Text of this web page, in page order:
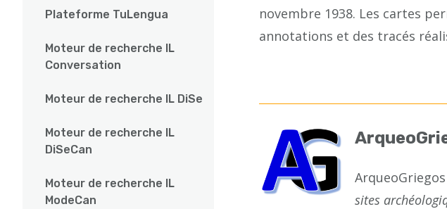
Plateforme TuLengua
Moteur de recherche IL
Conversation
Moteur de recherche IL DiSe
Moteur de recherche IL
DiSeCan
Moteur de recherche IL
ModeCan
novembre 1938. Les cartes
annotations et des tracés
sites